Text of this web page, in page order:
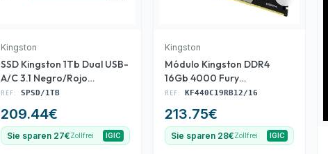
Kingston
SSD Kingston 1Tb Dual USB-
A/C 3.1 Negro/Rojo
(SPSD/1TB)
REF: SPSD/1TB
209.44€
Sie sparen 27€Zollfrei IGIC
Kingston
Módulo Kingston DDR4
16Gb 4000 Fury
(KF440C19RB12/16)
REF: KF440C19RB12/16
213.75€
Sie sparen 28€Zollfrei IGIC